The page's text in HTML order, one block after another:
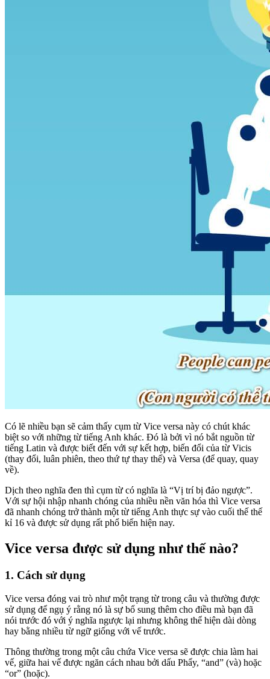
Có lẽ nhiều bạn sẽ cảm thấy cụm từ Vice versa này có chút khác
biệt so với những từ tiếng Anh khác. Đó là bởi vì nó bắt nguồn từ
tiếng Latin và được biết đến với sự kết hợp, biến đổi của từ Vicis
(thay đổi, luân phiên, theo thứ tự thay thế) và Versa (để quay, quay
về).
Dịch theo nghĩa đen thì cụm từ có nghĩa là “Vị trí bị đảo ngược”.
Với sự hội nhập nhanh chóng của nhiều nền văn hóa thì Vice versa
đã nhanh chóng trở thành một từ tiếng Anh thực sự vào cuối thế thế
kỉ 16 và được sử dụng rất phổ biến hiện nay.
Vice versa được sử dụng như thế nào?
1. Cách sử dụng
Vice versa đóng vai trò như một trạng từ trong câu và thường được
sử dụng để ngụ ý rằng nó là sự bổ sung thêm cho điều mà bạn đã
nói trước đó với ý nghĩa ngược lại nhưng không thể hiện dài dòng
hay bằng nhiều từ ngữ giống với vế trước.
Thông thường trong một câu chứa Vice versa sẽ được chia làm hai
vế, giữa hai vế được ngăn cách nhau bởi dấu Phẩy, “and” (và) hoặc
“or” (hoặc).